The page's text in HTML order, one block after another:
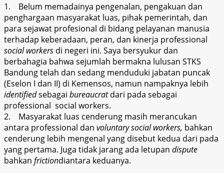
1. Belum memadainya pengenalan, pengakuan dan
penghargaan masyarakat luas, pihak pemerintah, dan
para sejawat profesional di bidang pelayanan manusia
terhadap keberadaan, peran, dan kinerja professional
social workers di negeri ini. Saya bersyukur dan
berbahagia bahwa sejumlah bermakna lulusan STKS
Bandung telah dan sedang menduduki jabatan puncak
(Eselon I dan II) di Kemensos, namun nampaknya lebih
identifiedsebagai bureaucratdari pada sebagai
professional social workers.
2. Masyarakat luas cenderung masih merancukan
antara professional dan voluntary social workers, bahkan
cenderung lebih mengenal yang disebut kedua dari pada
yang pertama. Juga tidak jarang ada letupan dispute
bahkan frictiondiantara keduanya.